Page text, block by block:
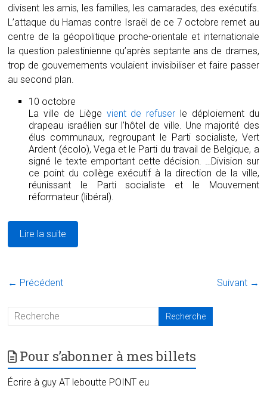
divisent les amis, les familles, les camarades, des exécutifs.
L’attaque du Hamas contre Israël de ce 7 octobre remet au
centre de la géopolitique proche-orientale et internationale
la question palestinienne qu’après septante ans de drames,
trop de gouvernements voulaient invisibiliser et faire passer
au second plan.
10 octobre
La ville de Liège vient de refuser le déploiement du
drapeau israélien sur l’hôtel de ville. Une majorité des
élus communaux, regroupant le Parti socialiste, Vert
Ardent (écolo), Vega et le Parti du travail de Belgique, a
signé le texte emportant cette décision. …Division sur
ce point du collège exécutif à la direction de la ville,
réunissant le Parti socialiste et le Mouvement
réformateur (libéral).
Lire la suite
← Précédent Suivant →
Pour s’abonner à mes billets
Écrire à guy AT leboutte POINT eu